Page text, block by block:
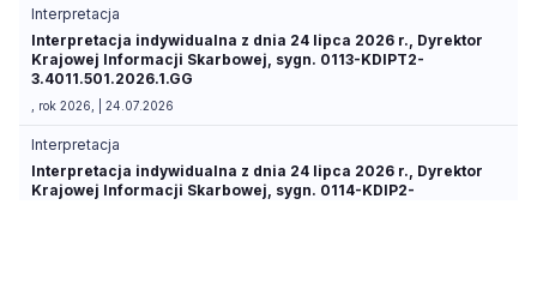
Interpretacja
Interpretacja indywidualna z dnia 24 lipca 2026 r., Dyrektor
Krajowej Informacji Skarbowej, sygn. 0113-KDIPT2-
3.4011.501.2026.1.GG
, rok 2026, | 24.07.2026
Interpretacja
Interpretacja indywidualna z dnia 24 lipca 2026 r., Dyrektor
Krajowej Informacji Skarbowej, sygn. 0114-KDIP2-